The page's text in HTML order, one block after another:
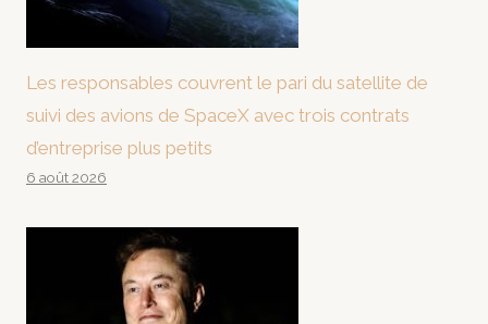
Les responsables couvrent le pari du satellite de
suivi des avions de SpaceX avec trois contrats
d’entreprise plus petits
6 août 2026